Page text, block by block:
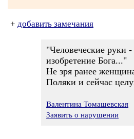
+ добавить замечания
"Человеческие руки -
изобретение Бога..."
Не зря ранее
Поляки и сейчас
Валентина Томашевская
Заявить о нарушении